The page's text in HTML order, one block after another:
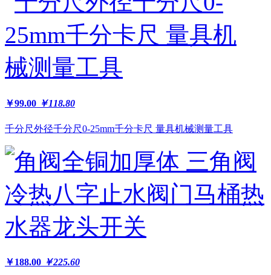
￥99.00 ￥118.80
千分尺外径千分尺0-25mm千分卡尺 量具机械测量工具
￥188.00 ￥225.60